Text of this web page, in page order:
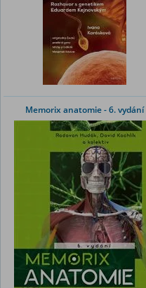
Memorix anatomie - 6. vydání